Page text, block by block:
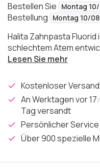
Bestellen Sie Montag
Bestellung
Montag 10/
Halita Zahnpasta
schlechtem Atem
Lesen Sie mehr
Kostenloser
An Werktagen vor
Tag versandt
Persönlicher
Über 900 spezielle